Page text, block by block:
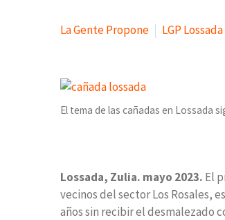
La Gente Propone LGP Lossada
El tema de las cañadas en Lossada
Lossada, Zulia. mayo 2023. El
vecinos del sector Los Rosales,
años sin recibir el desmalezado